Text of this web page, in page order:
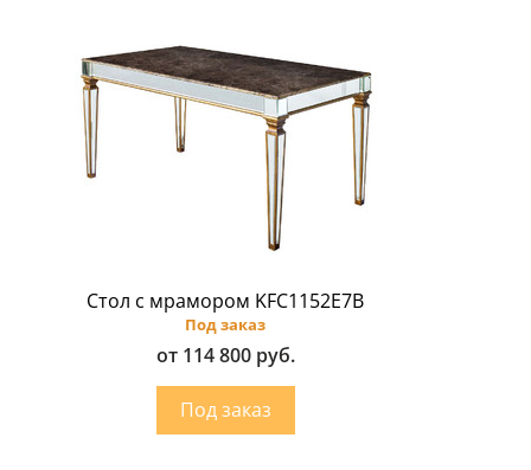
Стол с мрамором KFC1152E7B
Под заказ
от 114 800 руб.